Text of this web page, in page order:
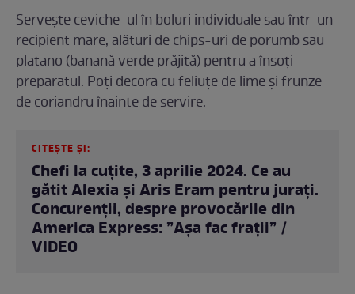
Servește ceviche-ul în boluri individuale sau într-un
recipient mare, alături de chips-uri de porumb sau
platano (banană verde prăjită) pentru a însoți
preparatul. Poți decora cu feliuțe de lime și frunze
de coriandru înainte de servire.
CITEȘTE ȘI:
Chefi la cuțite, 3 aprilie 2024. Ce au
gătit Alexia și Aris Eram pentru jurați.
Concurenții, despre provocările din
America Express: ”Așa fac frații” /
VIDEO